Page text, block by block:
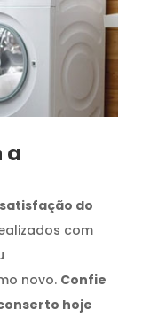
a
satisfação do
com
novo. Confie
hoje